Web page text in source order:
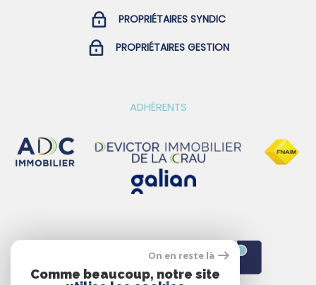
PROPRIÉTAIRES SYNDIC
PROPRIÉTAIRES GESTION
ADHÉRENTS
On en reste là
Comme beaucoup, notre site